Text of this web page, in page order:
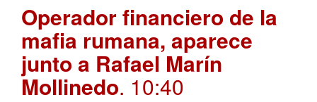
Operador financiero de la
mafia rumana, aparece
junto a Rafael Marín
Mollinedo. 10:40